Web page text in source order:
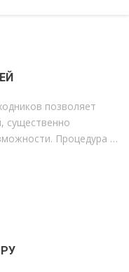
позволяет
существенно
Процедура …